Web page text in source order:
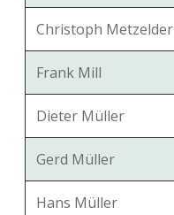
Christoph Metzelder
Frank Mill
Dieter Müller
Gerd Müller
Hans Müller